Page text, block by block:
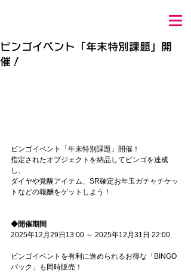
ビンゴイベント「年末特別課題」開
催！
ビンゴイベント「年末特別課題」開催！
指定されたオブジェクトを納品してビンゴを達成
し、
ダイヤや覚醒アイテム、SR確定お年玉ガチャチケッ
トなどの報酬をゲットしよう！
◆開催期間
2025年12月29日13:00 ～ 2025年12月31日 22:00
ビンゴイベントを有利に進められるお得な「BINGO
パック」も同時販売！